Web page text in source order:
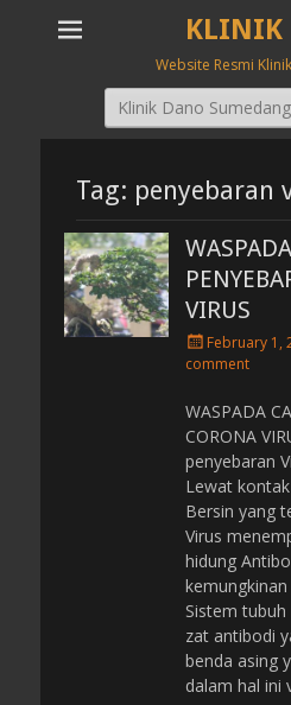
KLINIK
Website Resmi
Search
for:
Tag: penyebaran
VIRUS
P
o
t
e
d
o
n
February 1,
comment
WASPADA
CORONA
penyebaran
Lewat
Bersin yang
Virus
hidung
Sistem
zat antibodi
benda asing
dalam hal ini